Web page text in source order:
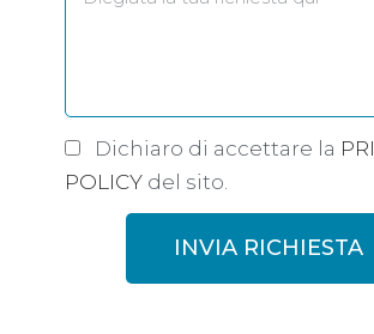
Dichiaro di accettare la
POLICY del sito.
INVIA RICHIESTA